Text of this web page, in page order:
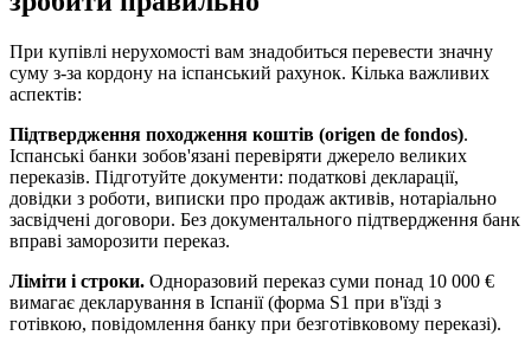
При купівлі нерухомості вам знадобиться перевести значну
суму з-за кордону на іспанський рахунок. Кілька важливих
аспектів:
Підтвердження походження коштів (origen de fondos).
Іспанські банки зобов'язані перевіряти джерело великих
переказів. Підготуйте документи: податкові декларації,
довідки з роботи, виписки про продаж активів, нотаріально
засвідчені договори. Без документального підтвердження банк
вправі заморозити переказ.
Ліміти і строки. Одноразовий переказ суми понад 10 000 €
вимагає декларування в Іспанії (форма S1 при в'їзді з
готівкою, повідомлення банку при безготівковому переказі).